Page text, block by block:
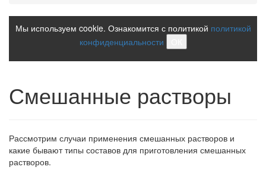
Мы используем cookie. Ознакомится с политикой политикой
конфиденциальности
Смешанные растворы
Рассмотрим случаи применения смешанных растворов и
какие бывают типы составов для приготовления смешанных
растворов.